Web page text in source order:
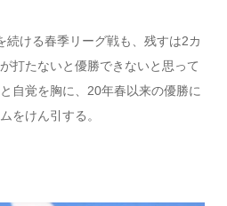
続ける春季リーグ戦も、残すは2カ
打たないと優勝できないと思って
自覚を胸に、20年春以来の優勝に
をけん引する。